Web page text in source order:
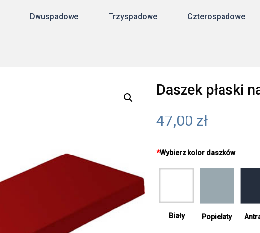
Dwuspadowe Trzyspadowe Czterospadowe
Daszek płaski
47,00 zł
*Wybierz kolor daszków
Biały Popielaty